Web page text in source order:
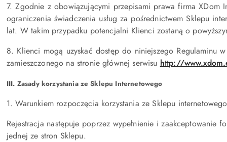
7. Zgodnie z obowiązującymi przepisami prawa firma XDom
ograniczenia świadczenia usług za pośrednictwem Sklepu
lat. W takim przypadku potencjalni Klienci zostaną o
8. Klienci mogą uzyskać dostęp do niniejszego Regulaminu
zamieszczonego na stronie głównej serwisu http://
III. Zasady korzystania ze Sklepu Internetowego
1. Warunkiem rozpoczęcia korzystania ze Sklepu
Rejestracja następuje poprzez wypełnienie i zaakceptowanie
jednej ze stron Sklepu.